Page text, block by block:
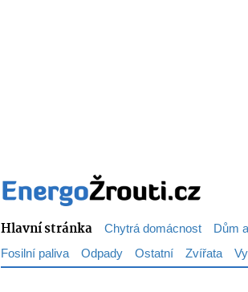
Hlavní stránka Chytrá domácnost Dům
Fosilní paliva Odpady Ostatní Zvířata